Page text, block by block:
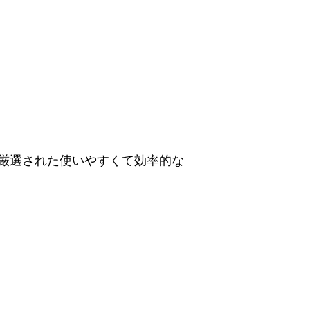
選された使いやすくて効率的な